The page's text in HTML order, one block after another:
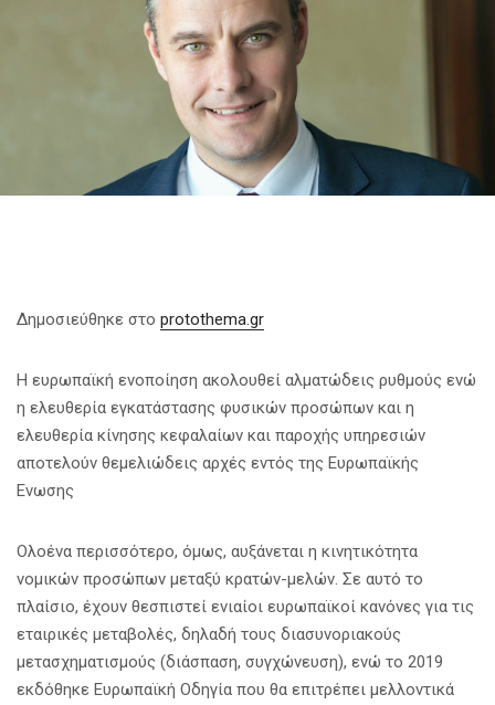
Δημοσιεύθηκε στο protothema.gr
Η ευρωπαϊκή ενοποίηση ακολουθεί αλματώδεις ρυθμούς ενώ
η ελευθερία εγκατάστασης φυσικών προσώπων και η
ελευθερία κίνησης κεφαλαίων και παροχής υπηρεσιών
αποτελούν θεμελιώδεις αρχές εντός της Ευρωπαϊκής
Ενωσης
Ολοένα περισσότερο, όμως, αυξάνεται η κινητικότητα
νομικών προσώπων μεταξύ κρατών-μελών. Σε αυτό το
πλαίσιο, έχουν θεσπιστεί ενιαίοι ευρωπαϊκοί κανόνες για τις
εταιρικές μεταβολές, δηλαδή τους διασυνοριακούς
μετασχηματισμούς (διάσπαση, συγχώνευση), ενώ το 2019
εκδόθηκε Ευρωπαϊκή Οδηγία που θα επιτρέπει μελλοντικά